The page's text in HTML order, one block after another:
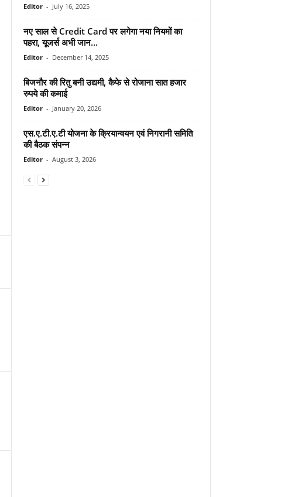
Editor - July 16, 2025
नए साल से Credit Card पर लगेगा नया नियमों का
पहरा, यूजर्स अभी जान...
Editor - December 14, 2025
बिजनौर की रितु बनी उद्यमी, कैफे से रोजाना सात हजार
रुपये की कमाई
Editor - January 20, 2026
एस.ए.टी.ए.टी योजना के क्रियान्वयन एवं निगरानी समिति
की बैठक संपन्न
Editor - August 3, 2026